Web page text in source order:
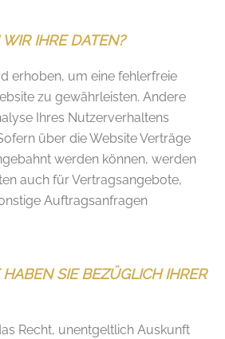
IHRE DATEN?
erhoben, um eine fehlerfreie
zu gewährleisten. Andere
Ihres Nutzerverhaltens
über die Website Verträge
werden können, werden
auch für Vertragsangebote,
Auftragsanfragen
SIE BEZÜGLICH IHRER
Recht, unentgeltlich Auskunft